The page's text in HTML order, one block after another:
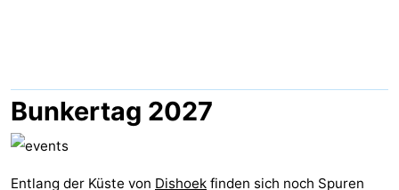
Duinhof
Klein
Dishoek
-
Duinzicht
-
Galgewei
-
Bunkertag 2027
Entlang der Küste von Dishoek finden sich noch Spuren